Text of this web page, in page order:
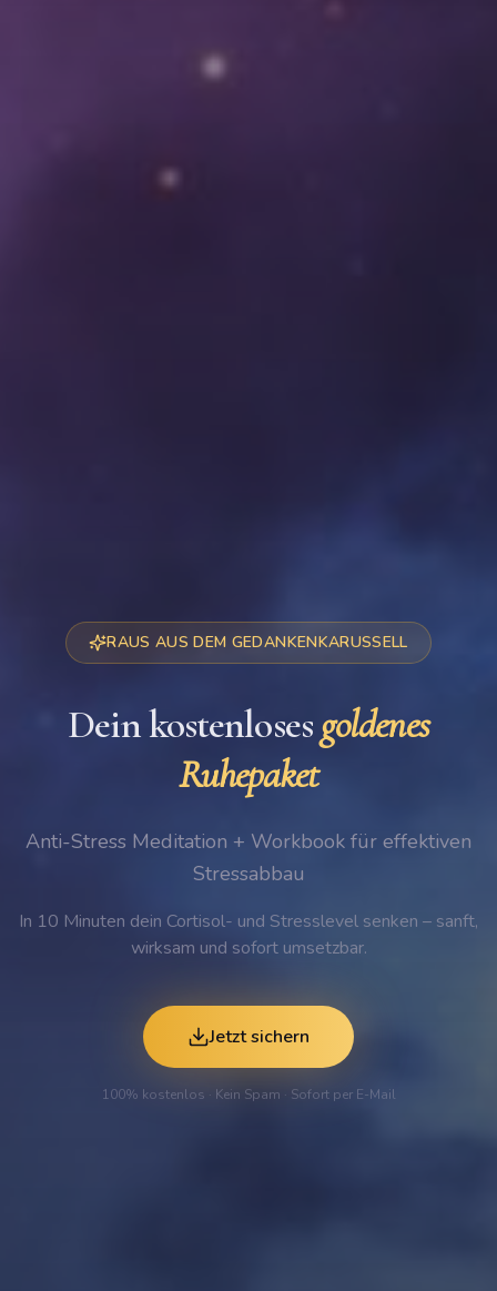
RAUS AUS DEM GEDANKENKARUSSELL
Dein kostenlosesgoldenes
Ruhepaket
Anti-Stress Meditation + Workbook für effektiven
Stressabbau
In 10 Minuten dein Cortisol- und Stresslevel senken – sanft,
wirksam und sofort umsetzbar.
Jetzt sichern
100% kostenlos · Kein Spam · Sofort per E-Mail